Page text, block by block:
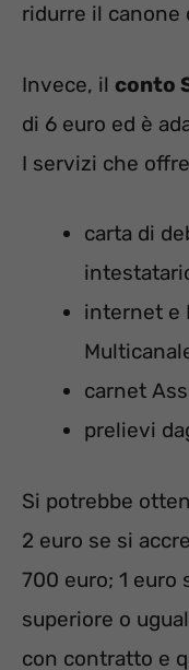
ridurre il canone
Invece, il conto
di 6 euro ed è
I servizi che
carta di
internet e
carnet
prelievi
Si potrebbe
2 euro se si
700 euro; 1 euro
superiore o
con contratto e